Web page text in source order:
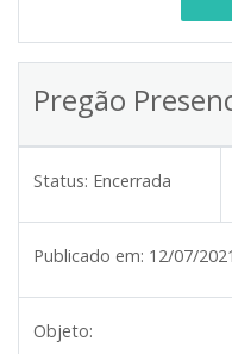
Pregão
Status: Encerrada
Publicado em: 12/07/2021
Objeto: